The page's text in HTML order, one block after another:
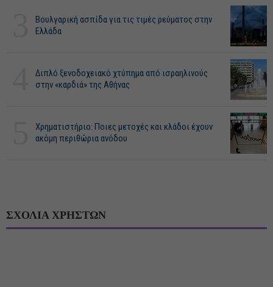
Βουλγαρική ασπίδα για τις τιμές ρεύματος στην
Ελλάδα
Διπλό ξενοδοχειακό χτύπημα από ισραηλινούς
στην «καρδιά» της Αθήνας
Χρηματιστήριο: Ποιες μετοχές και κλάδοι έχουν
ακόμη περιθώρια ανόδου
ΣΧΟΛΙΑ ΧΡΗΣΤΩΝ